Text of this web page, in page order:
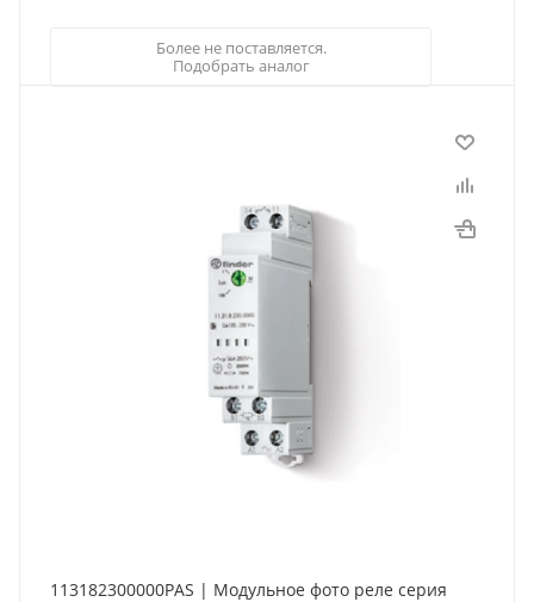
Более не поставляется.
Подобрать аналог
113182300000PAS | Модульное фото реле серия